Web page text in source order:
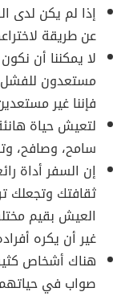
إذا لم يكن لدى
عن طريقة
لا يمكننا أن
مستعدون للفشل
فإننا غير
لتعيش حياة
سامح، وصافح،
إن السفر أداة
ثقافتك وتجعلك
العيش بقيم
غير أن يكره
هناك أشخاص
صواب في